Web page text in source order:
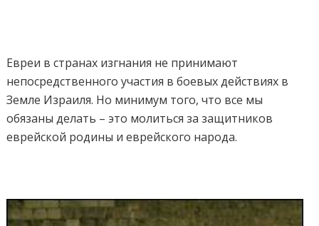
Евреи в странах изгнания не принимают
непосредственного участия в боевых действиях в
Земле Израиля. Но минимум того, что все мы
обязаны делать – это молиться за защитников
еврейской родины и еврейского народа.